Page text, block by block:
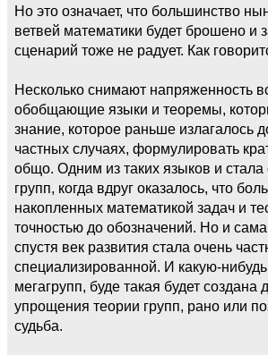
Но это означает, что большинство
ветвей математики будет брошено и
сценарий тоже не радует. Как
Несколько снимают напряженность
обобщающие языки и теоремы,
знание, которое раньше излагалось
частных случаях, формулировать
общо. Одним из таких языков и стала
групп, когда вдруг оказалось, что
накопленных математикой задач и
точностью до обозначений. Но и
спустя век развития стала очень
специализированной. И какую-
мегагрупп, буде такая будет
упрощения теории групп, рано или
судьба.